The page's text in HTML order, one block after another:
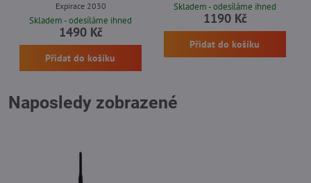
Expirace 2030
Skladem - odesíláme ihned
1490 Kč
Přidat do košíku
Skladem - odesíláme ihned
1190 Kč
Přidat do košíku
Naposledy zobrazené